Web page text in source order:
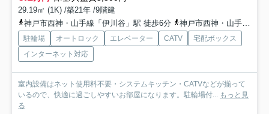
29.19㎡ (1K) /築21年 /9階建
神戸市西神・山手線「伊川谷」駅 徒歩6分
神戸市西神・山手線「西神南」駅 徒歩27分
駐輪場 オートロック エレベーター CATV
宅配ボックス
インターネット対応
室内設備はネット使用料不要・システムキッチン・CATVなどが揃って
いるので、快適に過ごしやすいお部屋になります。駐輪場付... もっと見
る